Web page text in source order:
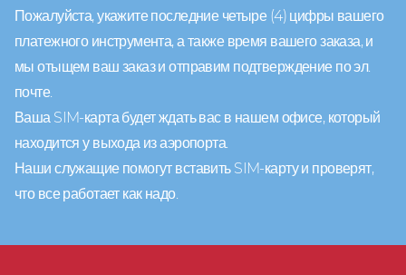
Пожалуйста, укажите последние четыре (4) цифры вашего
платежного инструмента, а также время вашего заказа, и
мы отыщем ваш заказ и отправим подтверждение по эл.
почте.
Ваша SIM-карта будет ждать вас в нашем офисе, который
находится у выхода из аэропорта.
Наши служащие помогут вставить SIM-карту и проверят,
что все работает как надо.